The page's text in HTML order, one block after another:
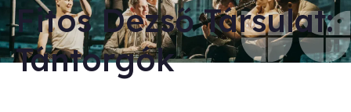
Fi­tos De­zső Tár­su­lat:
Tán­tor­gók